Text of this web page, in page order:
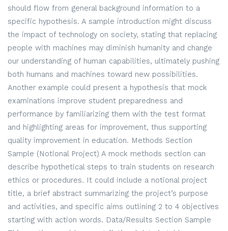
should flow from general background information to a
specific hypothesis. A sample introduction might discuss
the impact of technology on society, stating that replacing
people with machines may diminish humanity and change
our understanding of human capabilities, ultimately pushing
both humans and machines toward new possibilities.
Another example could present a hypothesis that mock
examinations improve student preparedness and
performance by familiarizing them with the test format
and highlighting areas for improvement, thus supporting
quality improvement in education. Methods Section
Sample (Notional Project) A mock methods section can
describe hypothetical steps to train students on research
ethics or procedures. It could include a notional project
title, a brief abstract summarizing the project’s purpose
and activities, and specific aims outlining 2 to 4 objectives
starting with action words. Data/Results Section Sample